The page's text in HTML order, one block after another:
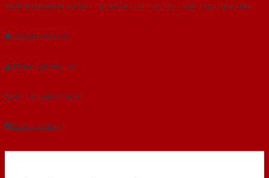
Với kinh nghiệm nhiêu năm nghiên cứu cửa theo tiêu chuẩn công nghệ Châu
Gửi yêu cầu tư vấn
Tải báo giá tổng hợp
Yêu cầu gọi lại (3 phút)
Dành cho đại lý